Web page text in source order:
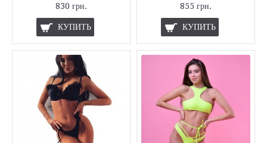
830 грн.
КУПИТЬ
855 грн.
КУПИТЬ